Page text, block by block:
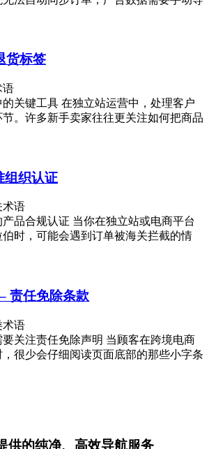
货标签
语
关键工具 在独立站运营中，处理客户
。许多新手卖家往往更关注如何把商品
组织认证
术语
品合规认证 当你在独立站或电商平台
时，可能会遇到订单被海关拦截的情
责任免除条款
术语
关注责任免除声明 当顾客在跨境电商
很少会仔细阅读页面底部的那些小字条
供的纯净、高效导航服务